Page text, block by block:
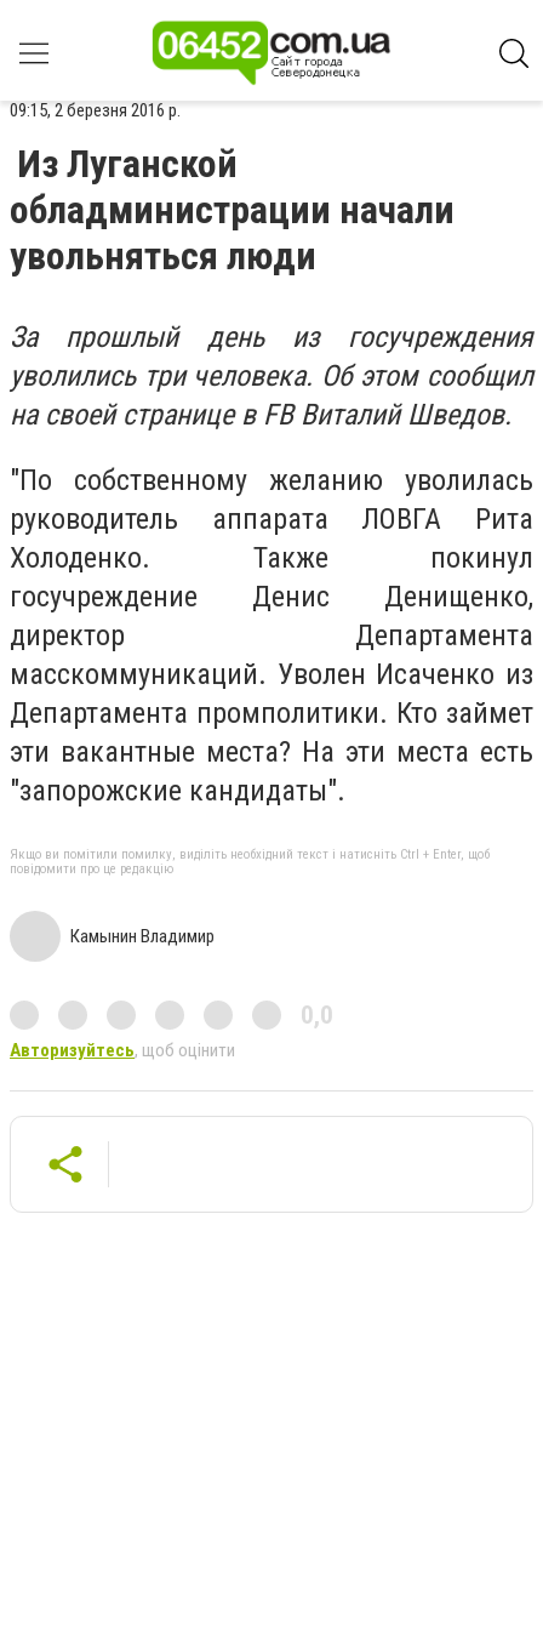
09:15, 2 березня 2016 р.
Из Луганской
обладминистрации начали
увольняться люди
За прошлый день из госучреждения
уволились три человека. Об этом сообщил
на своей странице в FB Виталий Шведов.
"По собственному желанию уволилась
руководитель аппарата ЛОВГА Рита
Холоденко. Также покинул
госучреждение Денис Денищенко,
директор Департамента
масскоммуникаций. Уволен Исаченко из
Департамента промполитики. Кто займет
эти вакантные места? На эти места есть
"запорожские кандидаты".
Якщо ви помітили помилку, виділіть необхідний текст і натисніть Ctrl + Enter, щоб
повідомити про це редакцію
Камынин Владимир
0,0
Авторизуйтесь, щоб оцінити